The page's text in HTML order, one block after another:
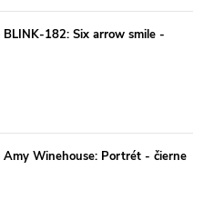
182: Six arrow smile -
Amy Winehouse: Portrét - čierne